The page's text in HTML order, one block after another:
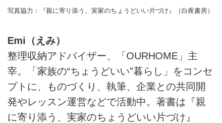
子で一緒に気持ちよく取り組むた
掲載）
写真協力：『親に寄り添う、実家のちょうどいい片づけ』（白夜書房）
Emi（えみ）
整理収納アドバイザー、「OURHOME」主
宰。「家族の“ちょうどいい”暮らし」をコンセ
プトに、ものづくり、執筆、企業との共同開
発やレッスン運営などで活動中。著書は『親
に寄り添う、実家のちょうどいい片づけ』